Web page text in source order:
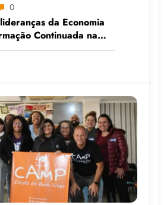
0
da Economia
Continuada na
do MST, em